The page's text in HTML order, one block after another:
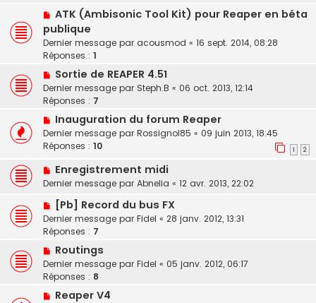
ATK (Ambisonic Tool Kit) pour Reaper en béta
publique
Dernier message par acousmod « 16 sept. 2014, 08:28
Réponses : 1
Sortie de REAPER 4.51
Dernier message par Steph.B « 06 oct. 2013, 12:14
Réponses : 7
Inauguration du forum Reaper
Dernier message par Rossignol85 « 09 juin 2013, 18:45
Réponses : 10 1 2
Enregistrement midi
Dernier message par Abnelia « 12 avr. 2013, 22:02
[Pb] Record du bus FX
Dernier message par Fidel « 28 janv. 2012, 13:31
Réponses : 7
Routings
Dernier message par Fidel « 05 janv. 2012, 06:17
Réponses : 8
Reaper V4